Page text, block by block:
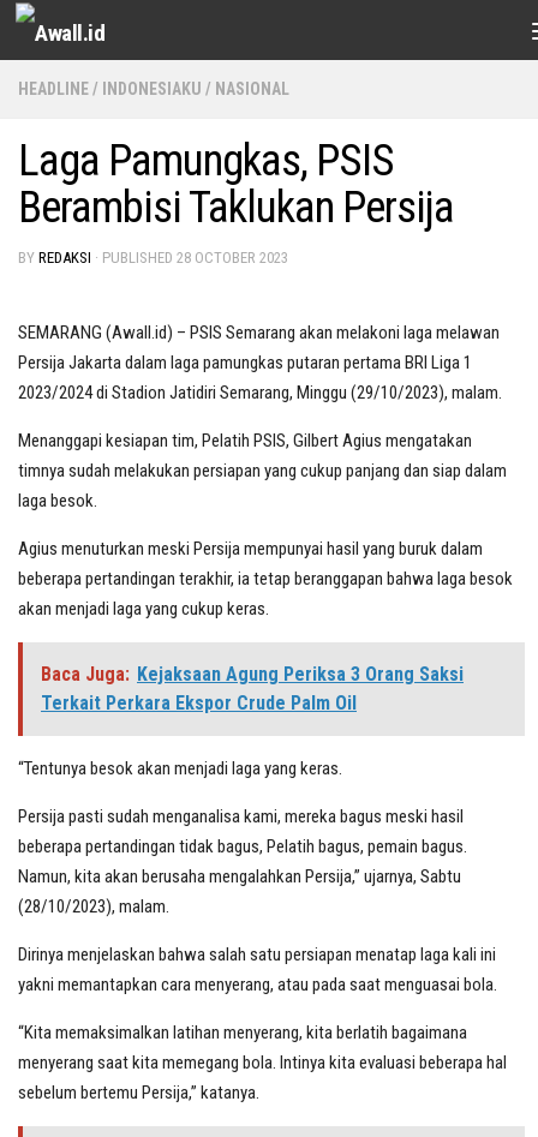
Skip to content
HEADLINE/ INDONESIAKU / NASIONAL
Laga Pamungkas, PSIS
Berambisi Taklukan Persija
BY REDAKSI · PUBLISHED 28 OCTOBER 2023
SEMARANG (Awall.id) – PSIS Semarang akan melakoni laga melawan
Persija Jakarta dalam laga pamungkas putaran pertama BRI Liga 1
2023/2024 di Stadion Jatidiri Semarang, Minggu (29/10/2023), malam.
Menanggapi kesiapan tim, Pelatih PSIS, Gilbert Agius mengatakan
timnya sudah melakukan persiapan yang cukup panjang dan siap dalam
laga besok.
Agius menuturkan meski Persija mempunyai hasil yang buruk dalam
beberapa pertandingan terakhir, ia tetap beranggapan bahwa laga besok
akan menjadi laga yang cukup keras.
Baca Juga: Kejaksaan Agung Periksa 3 Orang Saksi
Terkait Perkara Ekspor Crude Palm Oil
“Tentunya besok akan menjadi laga yang keras.
Persija pasti sudah menganalisa kami, mereka bagus meski hasil
beberapa pertandingan tidak bagus, Pelatih bagus, pemain bagus.
Namun, kita akan berusaha mengalahkan Persija,” ujarnya, Sabtu
(28/10/2023), malam.
Dirinya menjelaskan bahwa salah satu persiapan menatap laga kali ini
yakni memantapkan cara menyerang, atau pada saat menguasai bola.
“Kita memaksimalkan latihan menyerang, kita berlatih bagaimana
menyerang saat kita memegang bola. Intinya kita evaluasi beberapa hal
sebelum bertemu Persija,” katanya.